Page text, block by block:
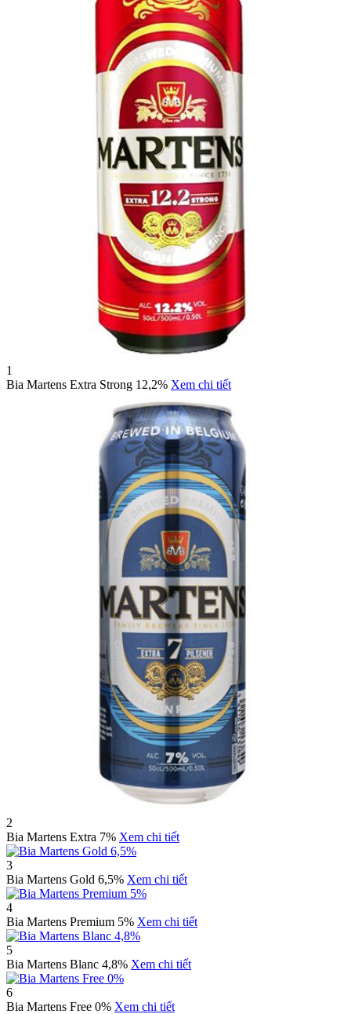
1
Bia Martens Extra Strong 12,2% Xem chi tiết
2
Bia Martens Extra 7% Xem chi tiết
3
Bia Martens Gold 6,5% Xem chi tiết
4
Bia Martens Premium 5% Xem chi tiết
5
Bia Martens Blanc 4,8% Xem chi tiết
6
Bia Martens Free 0% Xem chi tiết